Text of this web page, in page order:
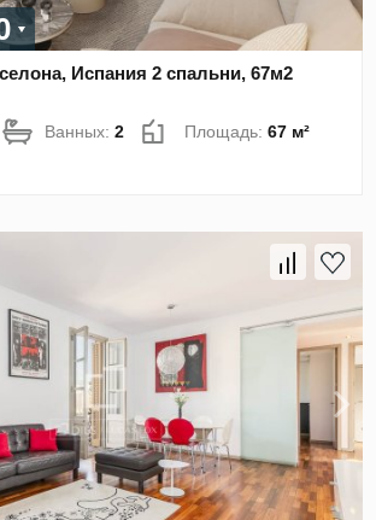
Испания 2 спальни, 67м2
Ванных:2 Площадь:67 м²